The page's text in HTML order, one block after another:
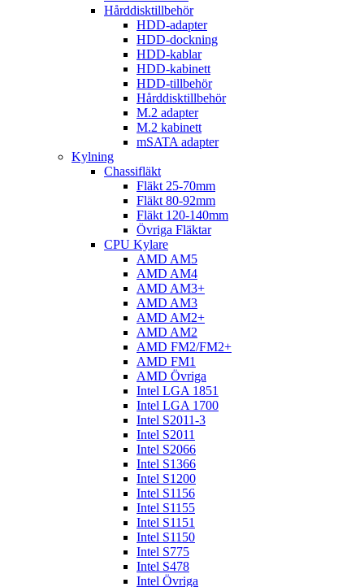
Hårddisktillbehör
HDD-adapter
HDD-dockning
HDD-kablar
HDD-kabinett
HDD-tillbehör
Hårddisktillbehör
M.2 adapter
M.2 kabinett
mSATA adapter
Kylning
Chassifläkt
Fläkt 25-70mm
Fläkt 80-92mm
Fläkt 120-140mm
Övriga Fläktar
CPU Kylare
AMD AM5
AMD AM4
AMD AM3+
AMD AM3
AMD AM2+
AMD AM2
AMD FM2/FM2+
AMD FM1
AMD Övriga
Intel LGA 1851
Intel LGA 1700
Intel S2011-3
Intel S2011
Intel S2066
Intel S1366
Intel S1200
Intel S1156
Intel S1155
Intel S1151
Intel S1150
Intel S775
Intel S478
Intel Övriga